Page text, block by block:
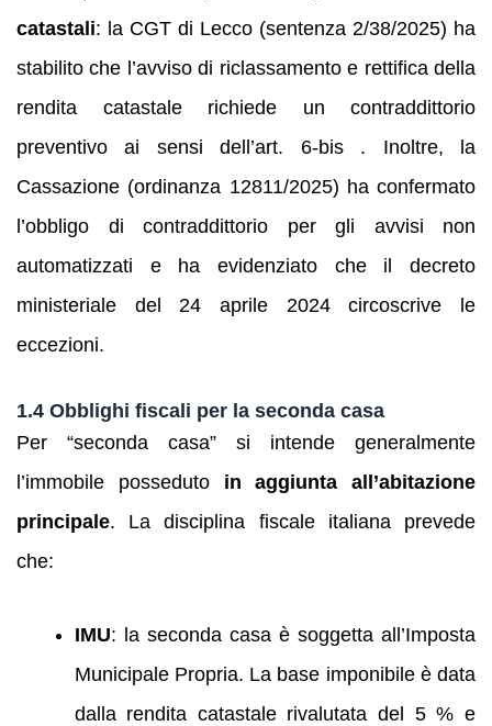
catastali: la CGT di Lecco (sentenza 2/38/2025) ha
stabilito che l’avviso di riclassamento e rettifica della
rendita catastale richiede un contraddittorio
preventivo ai sensi dell’art. 6‑bis . Inoltre, la
Cassazione (ordinanza 12811/2025) ha confermato
l’obbligo di contraddittorio per gli avvisi non
automatizzati e ha evidenziato che il decreto
ministeriale del 24 aprile 2024 circoscrive le
eccezioni.
1.4 Obblighi fiscali per la seconda casa
Per “seconda casa” si intende generalmente
l’immobile posseduto in aggiunta all’abitazione
principale. La disciplina fiscale italiana prevede
che:
IMU: la seconda casa è soggetta all’Imposta
Municipale Propria. La base imponibile è data
dalla rendita catastale rivalutata del 5 % e